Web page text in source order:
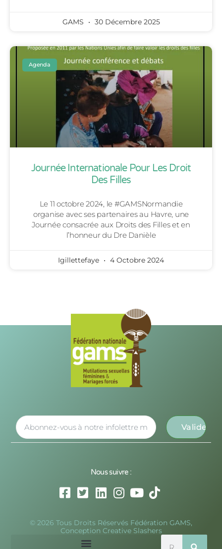
GAMS 30 Décembre 2025
Agenda
Journée Internationale Pour Les Droit
Des Filles
Le 11 octobre 2024, le #GAMSNormandie
organise avec ses partenaires au Havre, une
Journée consacrée aux Droits des Filles et en
l’honneur du Dre Danièle
Igillettefaye 4 Octobre 2024
Nous suivre :
© 2026 Tous Droits Réservés Fédération GAMS,
Conception Creative Slashers